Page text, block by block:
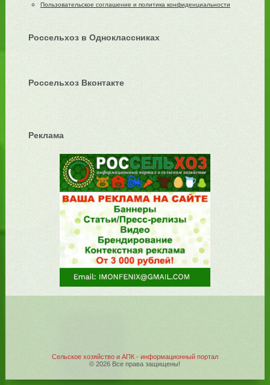
Пользовательское соглашение и политика конфиденциальности
Россельхоз в Одноклассниках
Россельхоз Вконтакте
Реклама
Сельское хозяйство и АПК - информационный портал
© 2026 Все права защищены!